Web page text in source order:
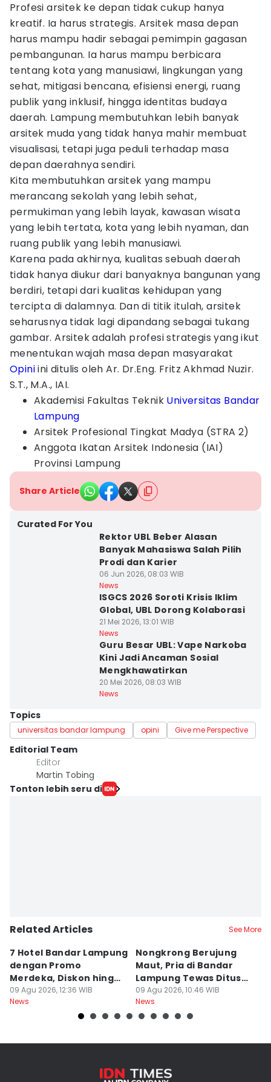
Profesi arsitek ke depan tidak cukup hanya
kreatif. Ia harus strategis. Arsitek masa depan
harus mampu hadir sebagai pemimpin gagasan
pembangunan. Ia harus mampu berbicara
tentang kota yang manusiawi, lingkungan yang
sehat, mitigasi bencana, efisiensi energi, ruang
publik yang inklusif, hingga identitas budaya
daerah. Lampung membutuhkan lebih banyak
arsitek muda yang tidak hanya mahir membuat
visualisasi, tetapi juga peduli terhadap masa
depan daerahnya sendiri.
Kita membutuhkan arsitek yang mampu
merancang sekolah yang lebih sehat,
permukiman yang lebih layak, kawasan wisata
yang lebih tertata, kota yang lebih nyaman, dan
ruang publik yang lebih manusiawi.
Karena pada akhirnya, kualitas sebuah daerah
tidak hanya diukur dari banyaknya bangunan yang
berdiri, tetapi dari kualitas kehidupan yang
tercipta di dalamnya. Dan di titik itulah, arsitek
seharusnya tidak lagi dipandang sebagai tukang
gambar. Arsitek adalah profesi strategis yang ikut
menentukan wajah masa depan masyarakat
Opiniini ditulis oleh Ar. Dr.Eng. Fritz Akhmad Nuzir.
S.T., M.A., IAI.
Akademisi Fakultas Teknik Universitas Bandar
Lampung
Arsitek Profesional Tingkat Madya (STRA 2)
Anggota Ikatan Arsitek Indonesia (IAI)
Provinsi Lampung
Share Article
Curated For You
Rektor UBL Beber Alasan
Banyak Mahasiswa Salah Pilih
Prodi dan Karier
06 Jun 2026, 08:03 WIB
News
ISGCS 2026 Soroti Krisis Iklim
Global, UBL Dorong Kolaborasi
21 Mei 2026, 13:01 WIB
News
Guru Besar UBL: Vape Narkoba
Kini Jadi Ancaman Sosial
Mengkhawatirkan
20 Mei 2026, 08:03 WIB
News
Topics
universitas bandar lampung opini Give me Perspective
Editorial Team
Editor
Martin Tobing
Tonton lebih seru di
Related Articles See More
7 Hotel Bandar Lampung
dengan Promo
Merdeka, Diskon hingga
50 Persen
09 Agu 2026, 12:36 WIB
News
Nongkrong Berujung
Maut, Pria di Bandar
Lampung Tewas Ditusuk
Teman
09 Agu 2026, 10:46 WIB
News